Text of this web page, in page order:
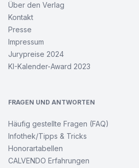
Würzburg
Idylle
am
Burgstadt
Edle
Rockerglück
Über den Verlag
Kontakt
Presse
Impressum
Jurypreise 2024
KI-Kalender-Award 2023
FRAGEN UND ANTWORTEN
Häufig gestellte Fragen (FAQ)
Infothek/Tipps & Tricks
Honorartabellen
CALVENDO Erfahrungen